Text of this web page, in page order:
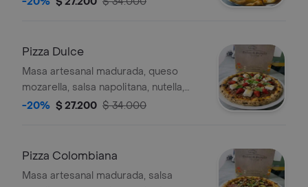
Pizza Dulce
Masa artesanal madurada, queso
mozarella, salsa napolitana, nutella,
masmelos y fresas, tamaño a elegir.
-20% $ 27.200 $ 34.000
Pizza Colombiana
Masa artesanal madurada, salsa